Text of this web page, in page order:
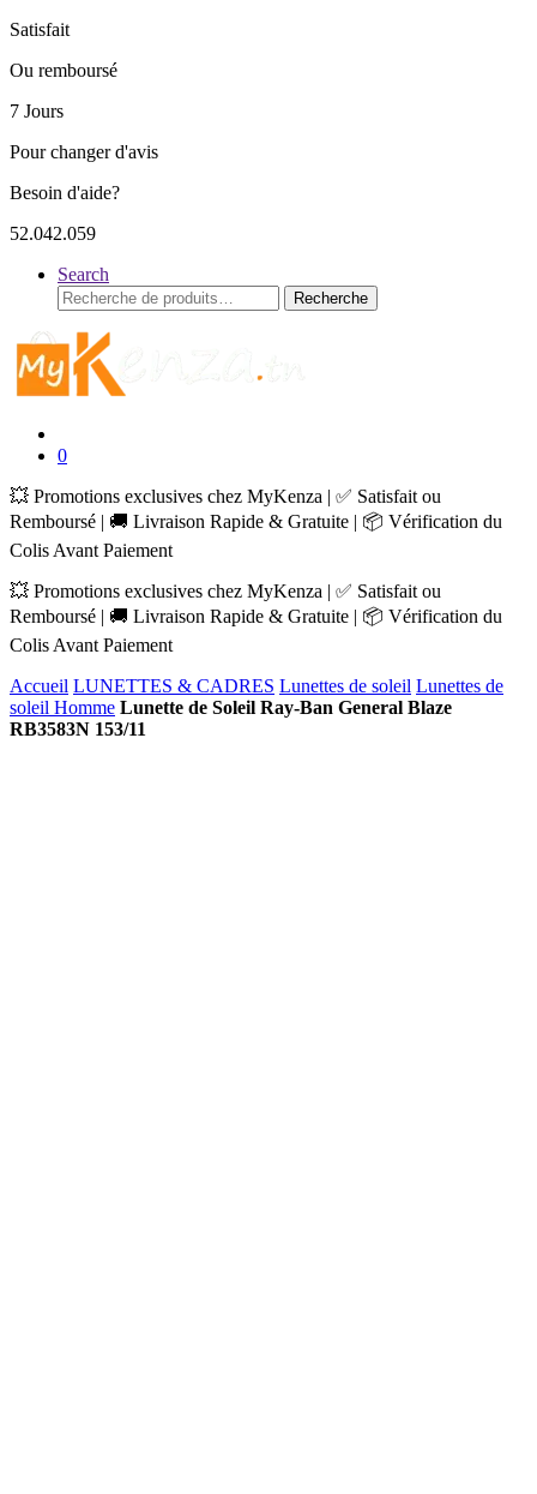
Satisfait
Ou remboursé
7 Jours
Pour changer d'avis
Besoin d'aide?
52.042.059
Search
Recherche
pour :
Recherche
0
💥 Promotions exclusives chez MyKenza | ✅ Satisfait ou
Remboursé | 🚚 Livraison Rapide & Gratuite | 📦 Vérification du
Colis Avant Paiement
💥 Promotions exclusives chez MyKenza | ✅ Satisfait ou
Remboursé | 🚚 Livraison Rapide & Gratuite | 📦 Vérification du
Colis Avant Paiement
Accueil LUNETTES & CADRES Lunettes de soleil Lunettes de
soleil Homme Lunette de Soleil Ray-Ban General Blaze
RB3583N 153/11